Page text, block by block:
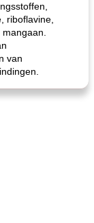
riboflavine,
van